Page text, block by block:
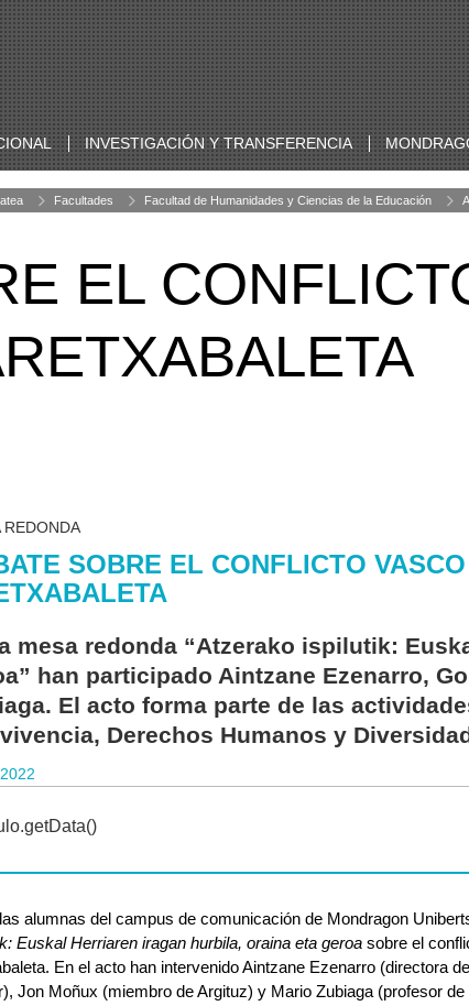
INVESTIGACIÓN Y TRANSFERENCIA
Facultades Facultad de Humanidades y Ciencias de la Educación
EL
REDONDA
SOBRE EL CONFLICTO
mesa redonda “Atzerako ispilutik:
han participado Aintzane Ezenarro,
El acto forma parte de las
Derechos Humanos y
alumnas del campus de comunicación de Mondragon
Euskal Herriaren iragan hurbila, oraina eta geroa sobre el
En el acto han intervenido Aintzane Ezenarro (directora
Jon Moñux (miembro de Argituz) y Mario Zubiaga (profesor